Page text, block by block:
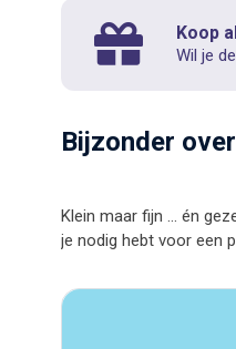
Koop
Wil je
Bijzonder
Klein maar fijn ... én